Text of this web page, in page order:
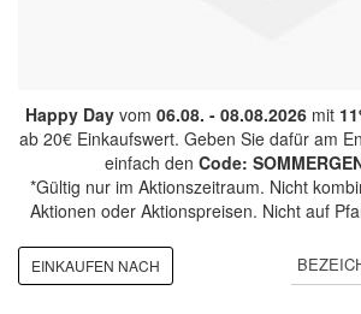
Happy Dayvom 06.08. - 08.08.2026mit
ab 20€ Einkaufswert. Geben Sie dafür am
einfach den Code:
*Gültig nur im Aktionszeitraum. Nicht
Aktionen oder Aktionspreisen. Nicht auf
EINKAUFEN NACH